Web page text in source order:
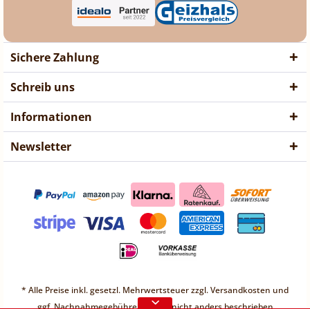
Vorübergehend sind keine
Sichere Zahlung
Schreib uns
Informationen
Newsletter
* Alle Preise inkl. gesetzl. Mehrwertsteuer zzgl.Versandkosten und
ggf. Nachnahmegebühren, wenn nicht anders beschrieben